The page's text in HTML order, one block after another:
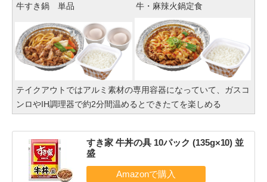
牛すき鍋 単品 牛・麻辣火鍋定食
テイクアウトではアルミ素材の専用容器になっていて、ガスコ
ンロやIH調理器で約2分間温めるとできたてを楽しめる
すき家 牛丼の具 10パック (135g×10) 並
盛